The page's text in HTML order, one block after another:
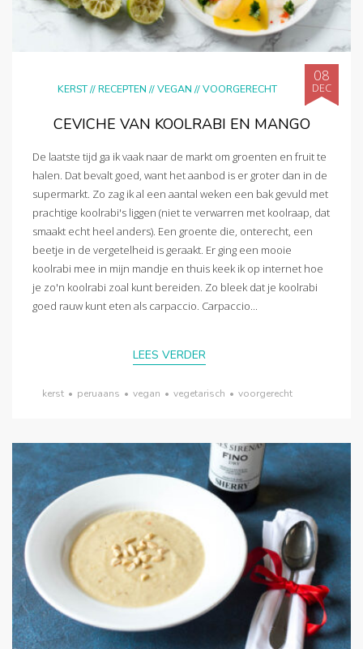
KERST//RECEPTEN //VEGAN //VOORGERECHT
08
DEC
CEVICHE VAN KOOLRABI EN MANGO
De laatste tijd ga ik vaak naar de markt om groenten en fruit te
halen. Dat bevalt goed, want het aanbod is er groter dan in de
supermarkt. Zo zag ik al een aantal weken een bak gevuld met
prachtige koolrabi's liggen (niet te verwarren met koolraap, dat
smaakt echt heel anders). Een groente die, onterecht, een
beetje in de vergetelheid is geraakt. Er ging een mooie
koolrabi mee in mijn mandje en thuis keek ik op internet hoe
je zo'n koolrabi zoal kunt bereiden. Zo bleek dat je koolrabi
goed rauw kunt eten als carpaccio. Carpaccio...
LEES VERDER
kerst • peruaans • vegan • vegetarisch • voorgerecht